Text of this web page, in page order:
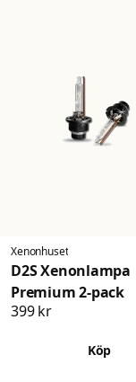
Xenonhuset
D2S Xenonlampa
Premium 2-pack
399 kr
Köp